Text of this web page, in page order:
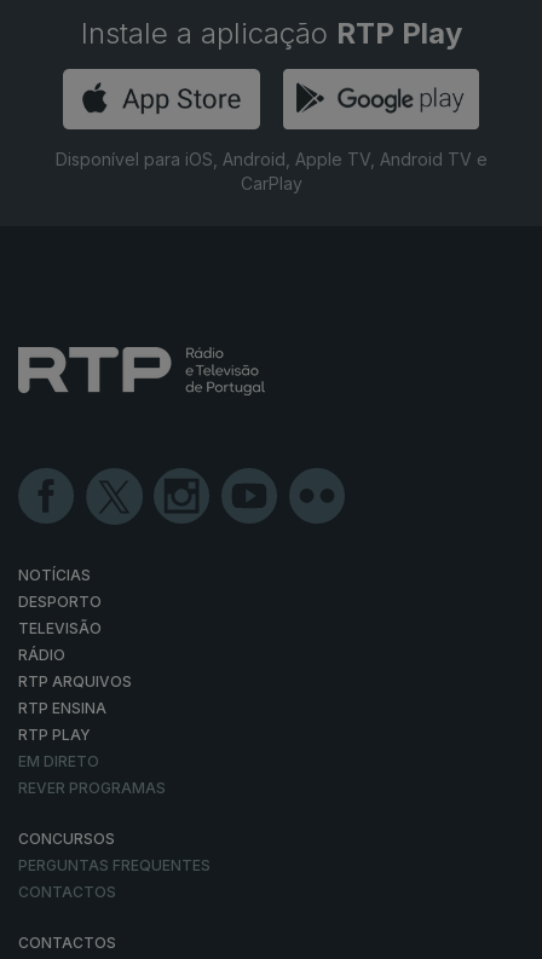
Instale a aplicação RTP Play
Disponível para iOS, Android, Apple TV, Android TV e
CarPlay
NOTÍCIAS
DESPORTO
TELEVISÃO
RÁDIO
RTP ARQUIVOS
RTP ENSINA
RTP PLAY
EM DIRETO
REVER PROGRAMAS
CONCURSOS
PERGUNTAS FREQUENTES
CONTACTOS
CONTACTOS